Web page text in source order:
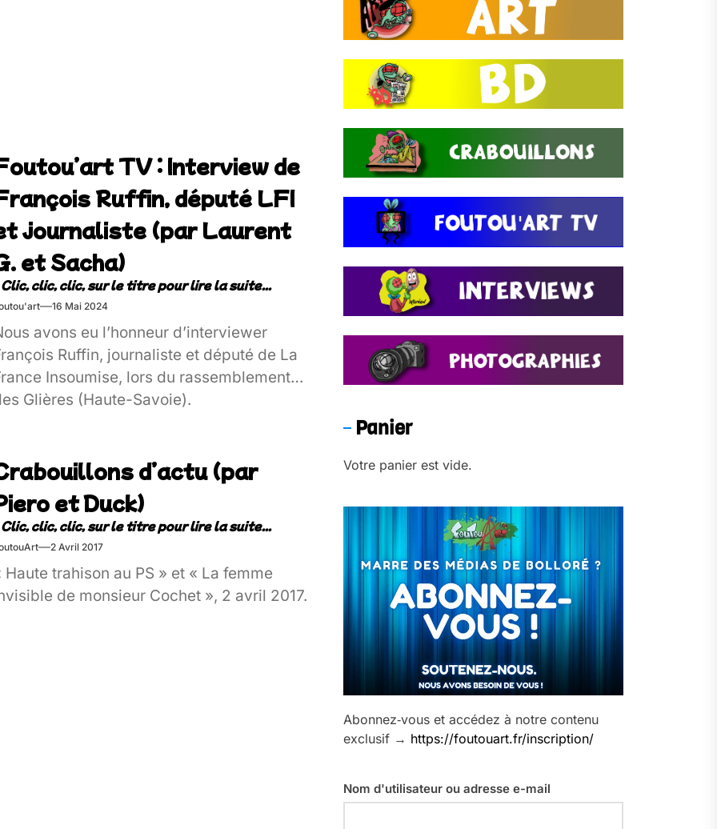
TV : Interview de
Ruffin, député LFI
journaliste (par Laurent
et Sacha)
16 Mai 2024
avons eu l’honneur d’interviewer
Ruffin, journaliste et député de La
Insoumise, lors du rassemblement
Glières (Haute-Savoie).
d’actu (par
et Duck)
2 Avril 2017
Haute trahison au PS » et « La femme
de monsieur Cochet », 2 avril 2017.
Panier
Votre panier est vide.
Abonnez‑vous et accédez à notre contenu
exclusif → https://foutouart.fr/inscription/
Nom d'utilisateur ou adresse e-mail